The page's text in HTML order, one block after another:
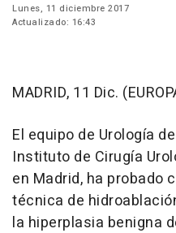
Lunes, 11 diciembre 2017
Actualizado: 16:43
MADRID, 11 Dic.
El equipo de Urología
Instituto de Cirugía
en Madrid, ha probado
técnica de
la hiperplasia benigna